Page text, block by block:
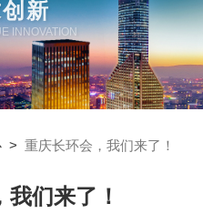
新
INNOVATION
>重庆长环会，我们来了！
们来了！